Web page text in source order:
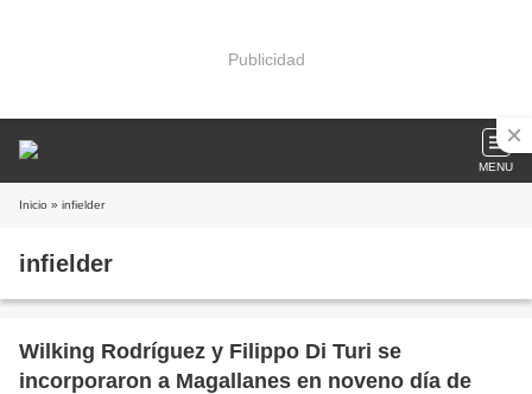
Publicidad
MENU
Inicio » infielder
infielder
Wilking Rodríguez y Filippo Di Turi se
incorporaron a Magallanes en noveno día de